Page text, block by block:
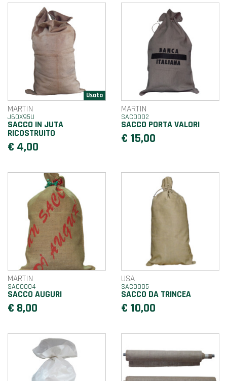
MARTIN
J60X95U
SACCO IN JUTA
RICOSTRUITO
€ 4,00
MARTIN
SAC0002
SACCO PORTA VALORI
€ 15,00
MARTIN
SAC0004
SACCO AUGURI
€ 8,00
USA
SAC0005
SACCO DA TRINCEA
€ 10,00